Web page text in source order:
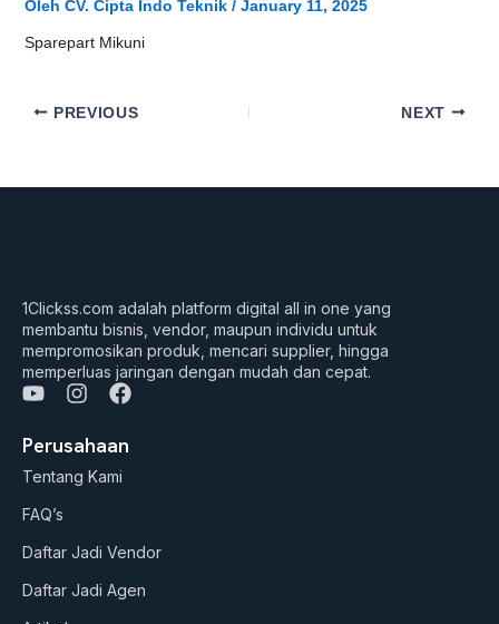
Oleh CV. Cipta Indo Teknik / January 11, 2025
Sparepart Mikuni
PREVIOUS NEXT
1Clickss.com adalah platform digital all in one yang
membantu bisnis, vendor, maupun individu untuk
mempromosikan produk, mencari supplier, hingga
memperluas jaringan dengan mudah dan cepat.
Y
u
t
u
b
e
I
s
t
a
a
F
c
e
b
k
Perusahaan
Tentang Kami
FAQ’s
Daftar Jadi Vendor
Daftar Jadi Agen